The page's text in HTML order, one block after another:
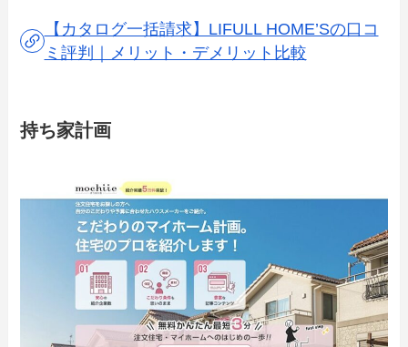
【カタログ一括請求】LIFULL HOME’Sの口コ
ミ評判｜メリット・デメリット比較
持ち家計画